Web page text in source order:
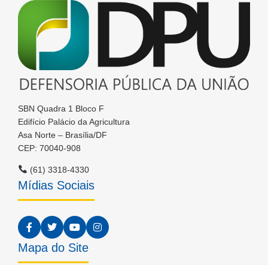
SBN Quadra 1 Bloco F
Edifício Palácio da Agricultura
Asa Norte – Brasília/DF
CEP: 70040-908
(61) 3318-4330
Mídias Sociais
Mapa do Site